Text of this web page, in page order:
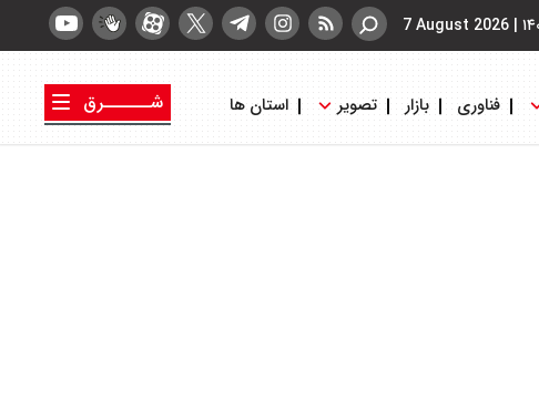
|
7 August 2026
فناوری بازار تصویر استان ها
شــــــرق